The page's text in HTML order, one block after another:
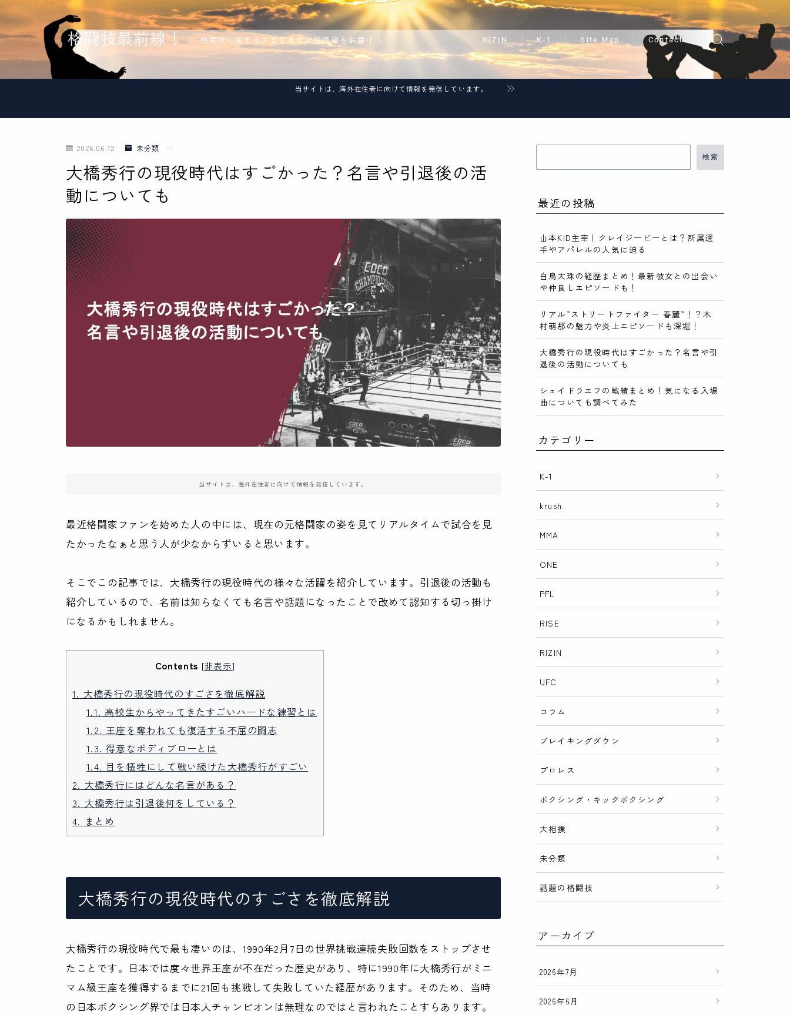
格闘技最前線！ 格闘技に関するさまざまな詳細情報をお届け！ RIZIN K-1 Site Map Contact
当サイトは、海外在住者に向けて情報を発信しています。
2026.06.12 未分類
大橋秀行の現役時代はすごかった？名言や引退後の活
動についても
当サイトは、海外在住者に向けて情報を発信しています。
最近格闘家ファンを始めた人の中には、現在の元格闘家の姿を見てリアルタイムで試合を見
たかったなぁと思う人が少なからずいると思います。
そこでこの記事では、大橋秀行の現役時代の様々な活躍を紹介しています。引退後の活動も
紹介しているので、名前は知らなくても名言や話題になったことで改めて認知する切っ掛け
になるかもしれません。
Contents [非表示]
1. 大橋秀行の現役時代のすごさを徹底解説
1.1. 高校生からやってきたすごいハードな練習とは
1.2. 王座を奪われても復活する不屈の闘志
1.3. 得意なボディブローとは
1.4. 目を犠牲にして戦い続けた大橋秀行がすごい
2. 大橋秀行にはどんな名言がある？
3. 大橋秀行は引退後何をしている？
4. まとめ
大橋秀行の現役時代のすごさを徹底解説
大橋秀行の現役時代で最も凄いのは、1990年2月7日の世界挑戦連続失敗回数をストップさせ
たことです。日本では度々世界王座が不在だった歴史があり、特に1990年に大橋秀行がミニ
マム級王座を獲得するまでに21回も挑戦して失敗していた経歴があります。そのため、当時
の日本ボクシング界では日本人チャンピオンは無理なのではと言われたことすらあります。
検索
最近の投稿
山本KID主宰｜クレイジービーとは？所属選
手やアパレルの人気に迫る
白鳥大珠の経歴まとめ！最新彼女との出会い
や仲良しエピソードも！
リアル”ストリートファイター 春麗”！？木
村萌那の魅力や炎上エピソードも深堀！
大橋秀行の現役時代はすごかった？名言や引
退後の活動についても
シェイドラエフの戦績まとめ！気になる入場
曲についても調べてみた
カテゴリー
K-1
krush
MMA
ONE
PFL
RISE
RIZIN
UFC
コラム
ブレイキングダウン
プロレス
ボクシング・キックボクシング
大相撲
未分類
話題の格闘技
アーカイブ
2026年7月
2026年6月